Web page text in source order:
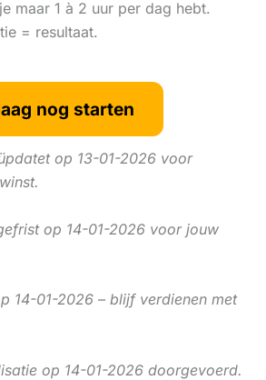
maar 1 à 2 uur per dag hebt.
= resultaat.
nog starten
op 13-01-2026 voor
op 14-01-2026 voor jouw
14-01-2026 – blijf verdienen met
op 14-01-2026 doorgevoerd.